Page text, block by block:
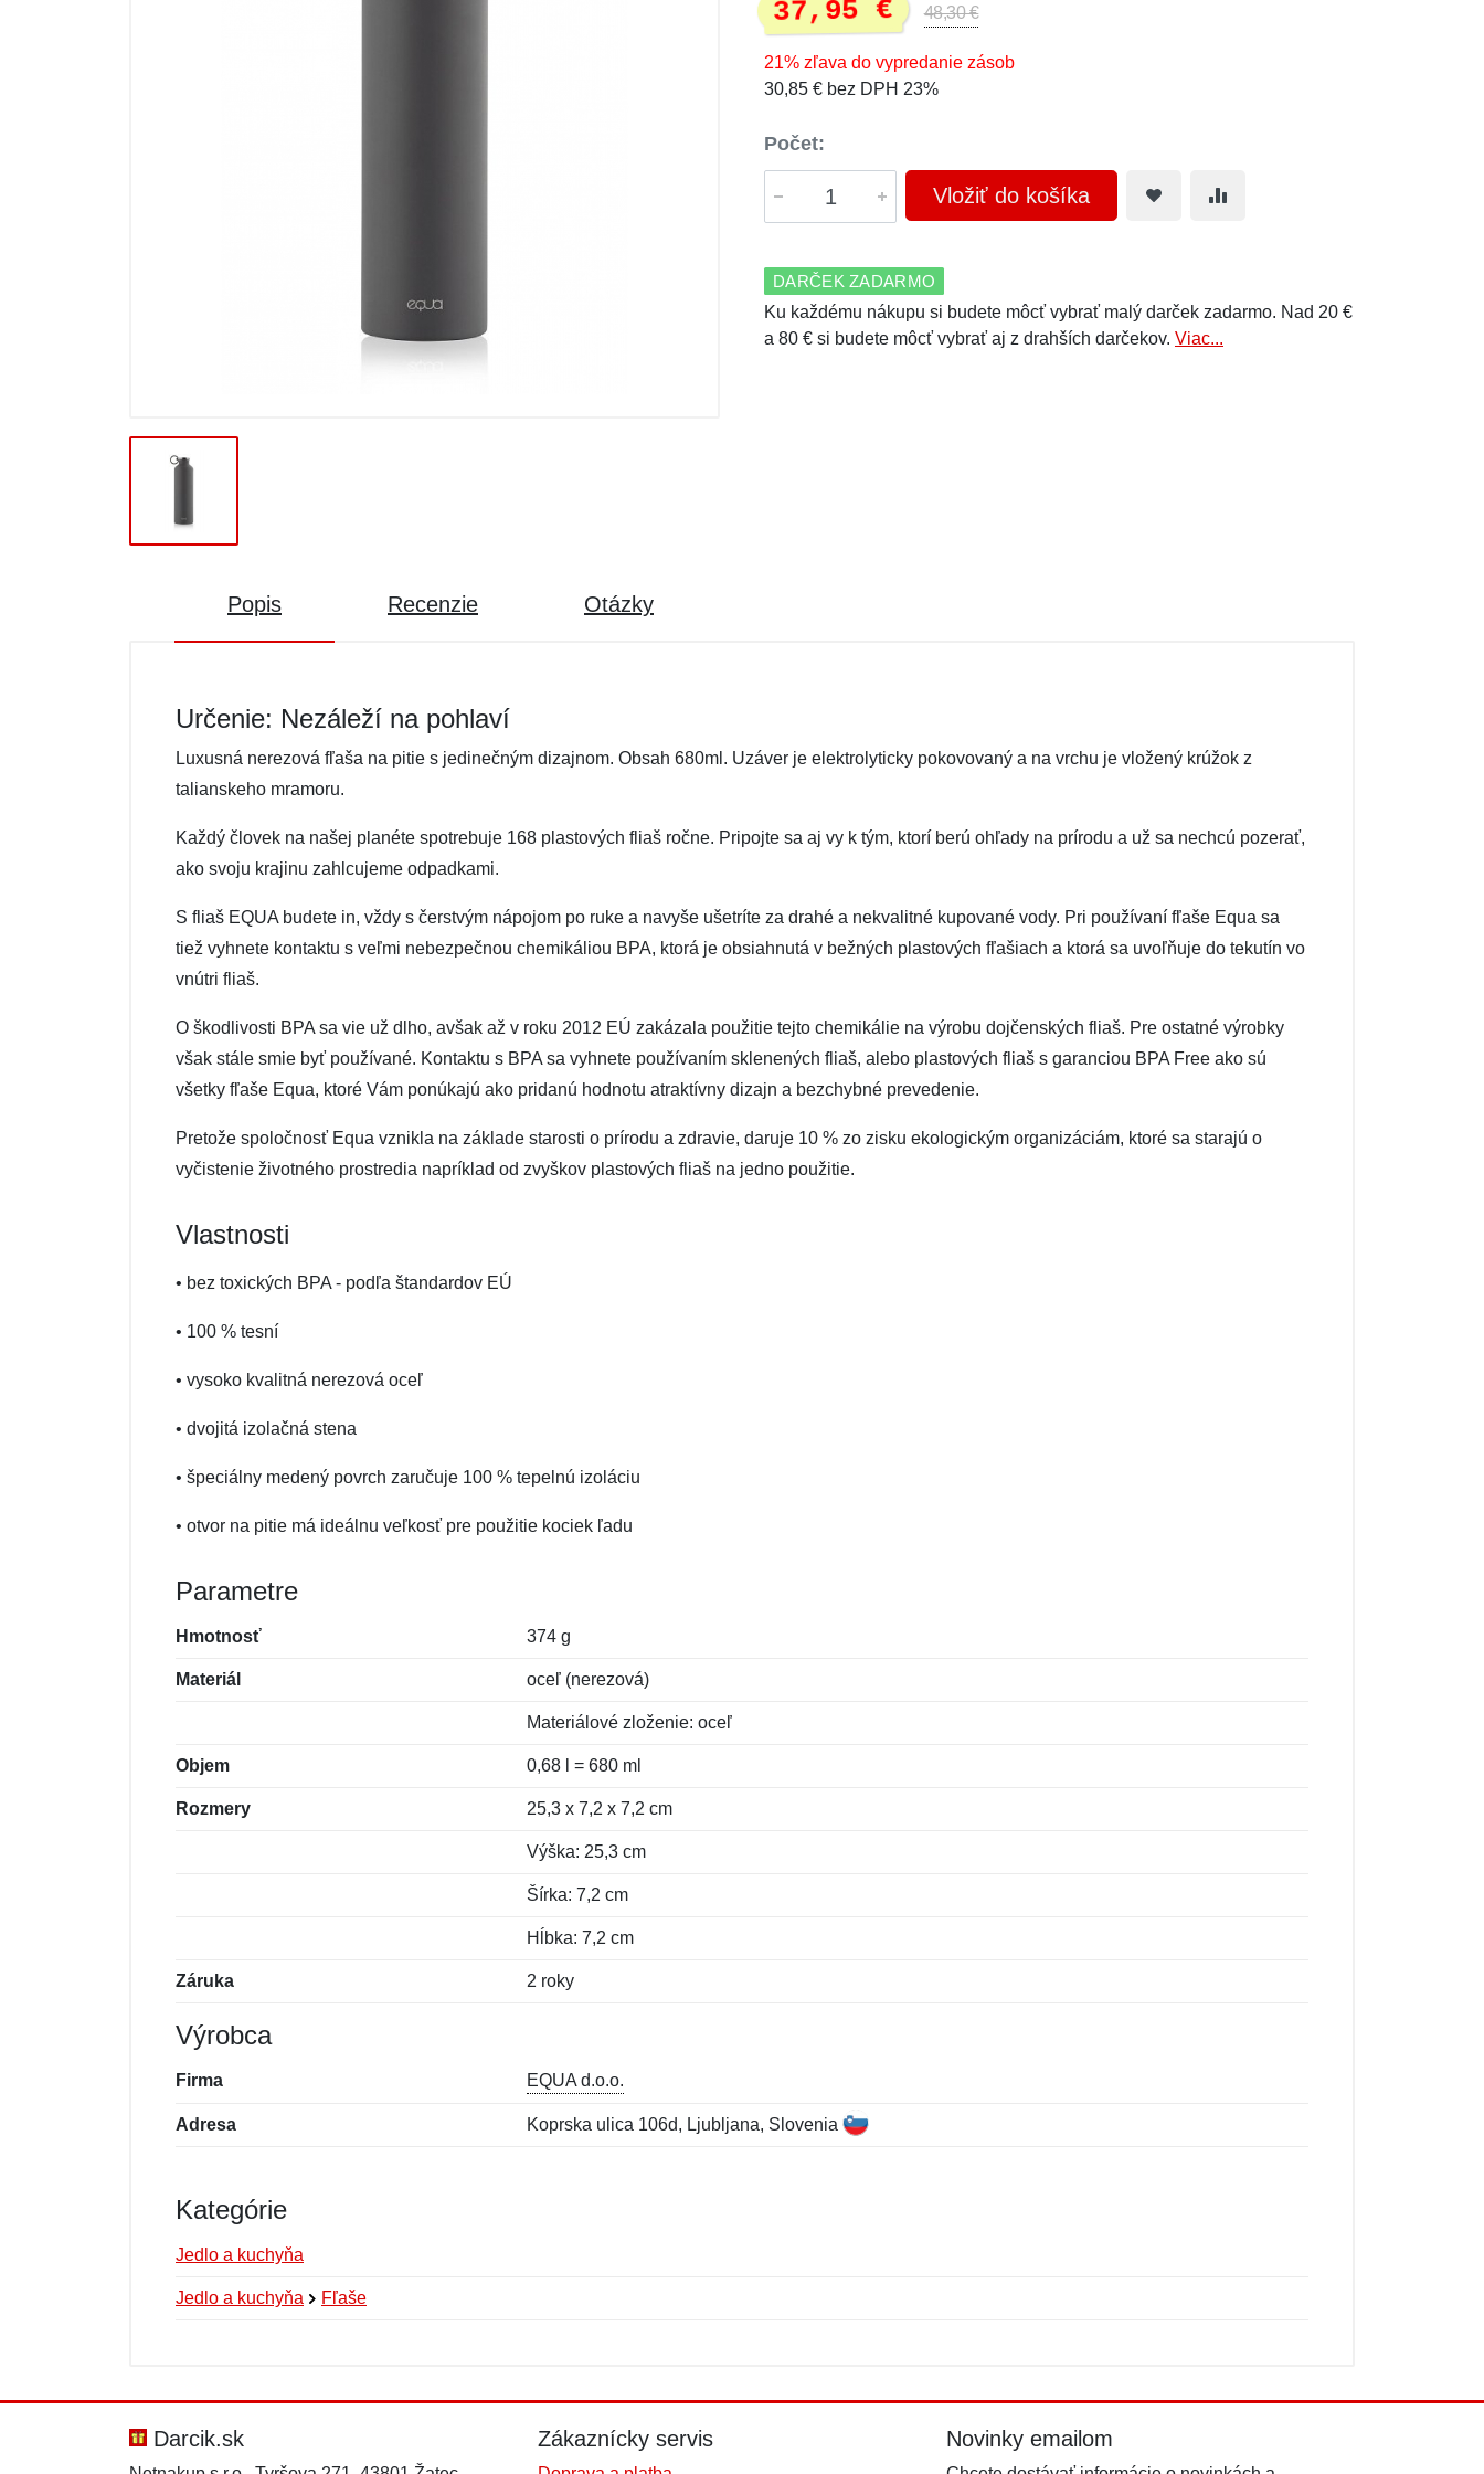
37,95 € 48,30 €
21% zľava do vypredanie zásob
30,85 € bez DPH 23%
Počet:
Vložiť do košíka
DARČEK ZADARMO
Ku každému nákupu si budete môcť vybrať malý darček zadarmo. Nad 20 €
a 80 € si budete môcť vybrať aj z drahších darčekov. Viac...
Popis Recenzie Otázky
Určenie: Nezáleží na pohlaví
Luxusná nerezová fľaša na pitie s jedinečným dizajnom. Obsah 680ml. Uzáver je elektrolyticky pokovovaný a na vrchu je vložený krúžok z
talianskeho mramoru.
Každý človek na našej planéte spotrebuje 168 plastových fliaš ročne. Pripojte sa aj vy k tým, ktorí berú ohľady na prírodu a už sa nechcú pozerať,
ako svoju krajinu zahlcujeme odpadkami.
S fliaš EQUA budete in, vždy s čerstvým nápojom po ruke a navyše ušetríte za drahé a nekvalitné kupované vody. Pri používaní fľaše Equa sa
tiež vyhnete kontaktu s veľmi nebezpečnou chemikáliou BPA, ktorá je obsiahnutá v bežných plastových fľašiach a ktorá sa uvoľňuje do tekutín vo
vnútri fliaš.
O škodlivosti BPA sa vie už dlho, avšak až v roku 2012 EÚ zakázala použitie tejto chemikálie na výrobu dojčenských fliaš. Pre ostatné výrobky
však stále smie byť používané. Kontaktu s BPA sa vyhnete používaním sklenených fliaš, alebo plastových fliaš s garanciou BPA Free ako sú
všetky fľaše Equa, ktoré Vám ponúkajú ako pridanú hodnotu atraktívny dizajn a bezchybné prevedenie.
Pretože spoločnosť Equa vznikla na základe starosti o prírodu a zdravie, daruje 10 % zo zisku ekologickým organizáciám, ktoré sa starajú o
vyčistenie životného prostredia napríklad od zvyškov plastových fliaš na jedno použitie.
Vlastnosti
• bez toxických BPA - podľa štandardov EÚ
• 100 % tesní
• vysoko kvalitná nerezová oceľ
• dvojitá izolačná stena
• špeciálny medený povrch zaručuje 100 % tepelnú izoláciu
• otvor na pitie má ideálnu veľkosť pre použitie kociek ľadu
Parametre
Hmotnosť 374 g
Materiál oceľ (nerezová)
Materiálové zloženie: oceľ
Objem 0,68 l = 680 ml
Rozmery 25,3 x 7,2 x 7,2 cm
Výška: 25,3 cm
Šírka: 7,2 cm
Hĺbka: 7,2 cm
Záruka 2 roky
Výrobca
Firma EQUA d.o.o.
Adresa Koprska ulica 106d, Ljubljana, Slovenia
Kategórie
Jedlo a kuchyňa
Jedlo a kuchyňa Fľaše
Darcik.sk Zákaznícky servis Novinky emailom